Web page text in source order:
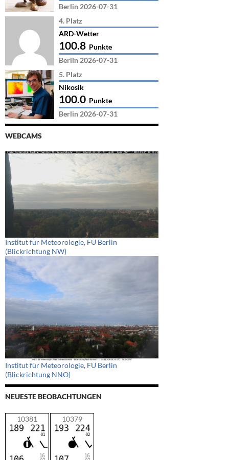
Berlin 2026-07-31
4. Platz
ARD-Wetter
100.8 Punkte
Berlin 2026-07-31
5. Platz
Nikosik
100.0 Punkte
Berlin 2026-07-31
WEBCAMS
Institut für Meteorologie, FU Berlin
(Blickrichtung NW)
Institut für Meteorologie, FU Berlin
(Blickrichtung NNO)
NEUESTE BEOBACHTUNGEN
10381 10379